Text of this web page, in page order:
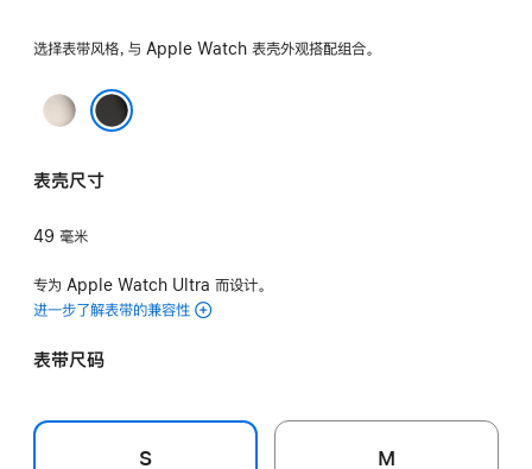
选择表带风格，与 Apple Watch 表壳外观搭配组合。
原
表壳尺寸
49 毫米
专为 Apple Watch Ultra 而设计。
进一步了解表带的兼容性
表带尺码
S M